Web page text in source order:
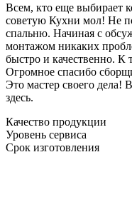
Всем, кто еще выбирает
советую Кухни мол! Не
спальню. Начиная с
монтажом никаких
быстро и качественно. К
Огромное спасибо
Это мастер своего дела!
здесь.
Качество продукции
Уровень сервиса
Срок изготовления